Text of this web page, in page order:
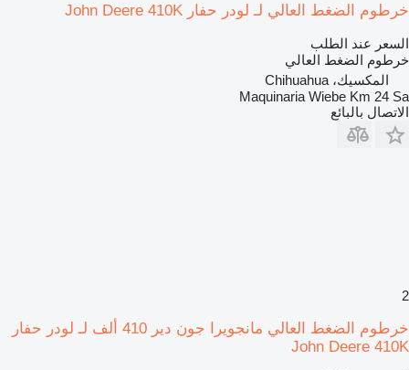
خرطوم الضغط العالي لـ لودر حفار John Deere 410K
السعر عند الطلب
خرطوم الضغط العالي
المكسيك، Chihuahua
Maquinaria Wiebe Km 24 Sa
الاتصال بالبائع
2
خرطوم الضغط العالي مانجويرا جون دير 410 ألف لـ لودر حفار
John Deere 410K